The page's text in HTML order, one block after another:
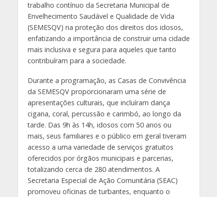
trabalho contínuo da Secretaria Municipal de
Envelhecimento Saudável e Qualidade de Vida
(SEMESQV) na proteção dos direitos dos idosos,
enfatizando a importância de construir uma cidade
mais inclusiva e segura para aqueles que tanto
contribuíram para a sociedade.
Durante a programação, as Casas de Convivência
da SEMESQV proporcionaram uma série de
apresentações culturais, que incluíram dança
cigana, coral, percussão e carimbó, ao longo da
tarde. Das 9h às 14h, idosos com 50 anos ou
mais, seus familiares e o público em geral tiveram
acesso a uma variedade de serviços gratuitos
oferecidos por órgãos municipais e parcerias,
totalizando cerca de 280 atendimentos. A
Secretaria Especial de Ação Comunitária (SEAC)
promoveu oficinas de turbantes, enquanto o